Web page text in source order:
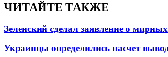
ЧИТАЙТЕ ТАКЖЕ
Зеленский сделал заявление о
Украинцы определились насчет